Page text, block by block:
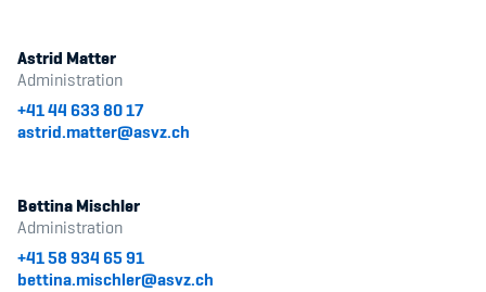
Astrid Matter
Administration
+41 44 633 80 17
astrid.matter@asvz.ch
Bettina Mischler
Administration
+41 58 934 65 91
bettina.mischler@asvz.ch